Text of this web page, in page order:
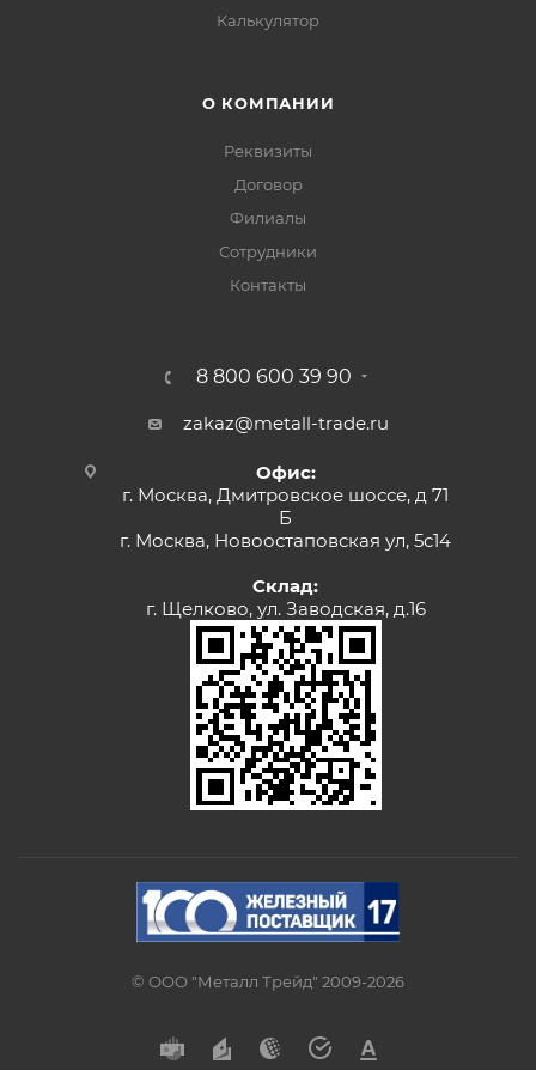
Калькулятор
О КОМПАНИИ
Реквизиты
Договор
Филиалы
Сотрудники
Контакты
8 800 600 39 90
zakaz@metall-trade.ru
Офис:
г. Москва, Дмитровское шоссе, д 71
Б
г. Москва, Новоостаповская ул, 5с14
Склад:
г. Щелково, ул. Заводская, д.16
© ООО "Металл Трейд" 2009-2026